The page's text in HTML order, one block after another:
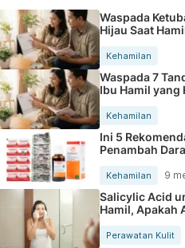
Waspada
Hijau Saat
Kehamilan
Waspada 7
Ibu Hamil yang
Kehamilan
Ini 5
Penambah
Kehamilan 9
Salicylic Acid
Hamil, Apakah
Digunakan?
Perawatan Kulit